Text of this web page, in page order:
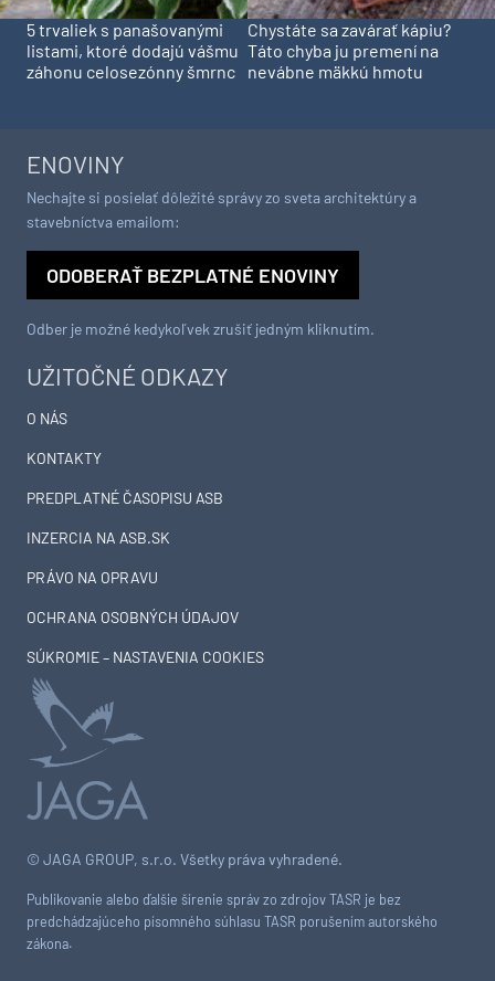
5 trvaliek s panašovanými
listami, ktoré dodajú vášmu
záhonu celosezónny šmrnc
Chystáte sa zavárať kápiu?
Táto chyba ju premení na
nevábne mäkkú hmotu
© JAGA GROUP, s.r.o. Všetky práva vyhradené.
Publikovanie alebo ďalšie šírenie správ zo zdrojov TASR je bez
predchádzajúceho písomného súhlasu TASR porušením autorského
zákona.
UŽITOČNÉ ODKAZY
O NÁS
KONTAKTY
PREDPLATNÉ ČASOPISU ASB
INZERCIA NA ASB.SK
PRÁVO NA OPRAVU
OCHRANA OSOBNÝCH ÚDAJOV
SÚKROMIE – NASTAVENIA COOKIES
ENOVINY
Nechajte si posielať dôležité správy zo sveta architektúry a
stavebníctva emailom:
ODOBERAŤ BEZPLATNÉ ENOVINY
Odber je možné kedykoľvek zrušiť jedným kliknutím.